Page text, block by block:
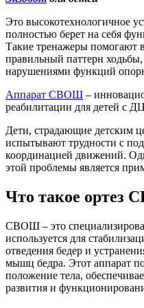
Это высокотехнологичное
полностью берет на себя
Такие тренажеры помогают
правильный паттерн
нарушениями функций
Аппарат СВОШ –
реабилитации для детей с
Дети, страдающие детским
испытывают трудности с
координацией движений.
этой проблемы является
Что такое ортез
СВОШ – это
используется для
отведения бедер и
мышц бедра. Этот аппарат
положение тела,
развития и